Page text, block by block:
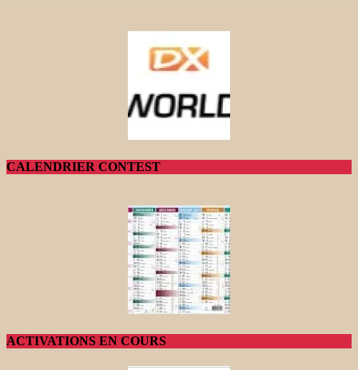
CALENDRIER CONTEST
ACTIVATIONS EN COURS